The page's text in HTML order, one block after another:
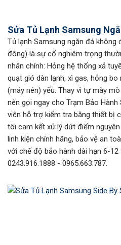
Sửa Tủ Lạnh Samsung
Tủ lạnh Samsung ngăn đá không
đông) là sự cố nghiêm trọng
nhân chính: Hỏng hệ thống xả
quạt gió dàn lạnh, xì gas, hỏng
(máy nén) yếu. Thay vì tự mày
nên gọi ngay cho Trạm Bảo
viên hỗ trợ kiểm tra bằng thiết bị
tôi cam kết xử lý dứt điểm
linh kiện chính hãng, bảo vệ an
với chế độ bảo hành dài hạn 6-
0243.916.1888 - 0965.663.787.